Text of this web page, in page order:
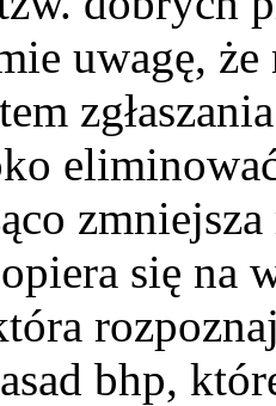
uwagę,
się na
bhp,